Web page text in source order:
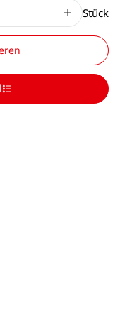
Stück